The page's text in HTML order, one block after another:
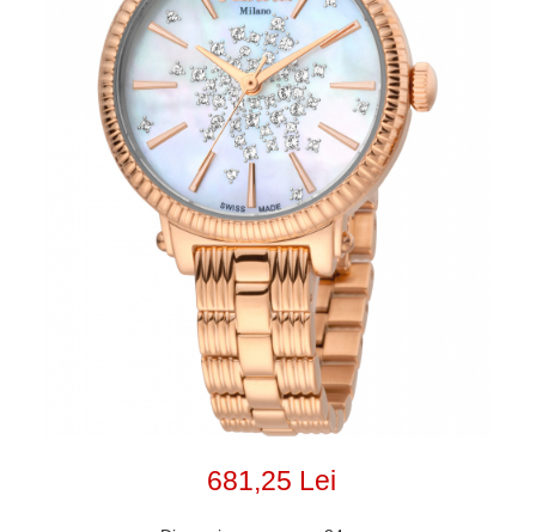
681,25 Lei